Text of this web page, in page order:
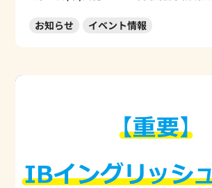
お知らせ イベント情報